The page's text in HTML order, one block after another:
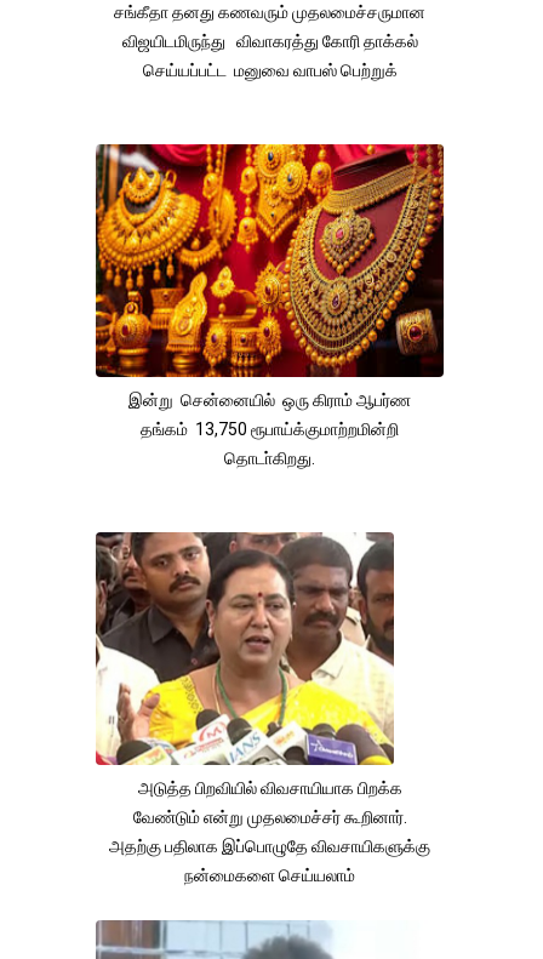
சங்கீதா தனது கணவரும் முதலமைச்சருமான
விஜயிடமிருந்து விவாகரத்து கோரி தாக்கல்
செய்யப்பட்ட மனுவை வாபஸ் பெற்றுக்
இன்று சென்னையில் ஒரு கிராம் ஆபர்ண
தங்கம் 13,750 ரூபாய்க்குமாற்றமின்றி
தொடா்கிறது.
அடுத்த பிறவியில் விவசாயியாக பிறக்க
வேண்டும் என்று முதலமைச்சர் கூறினார்.
அதற்கு பதிலாக இப்பொழுதே விவசாயிகளுக்கு
நன்மைகளை செய்யலாம்